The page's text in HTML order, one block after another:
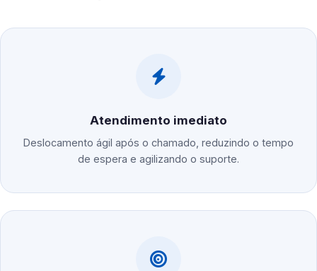
Atendimento imediato
Deslocamento ágil após o chamado, reduzindo o tempo
de espera e agilizando o suporte.